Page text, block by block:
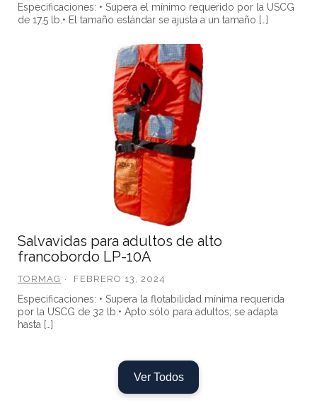
Especificaciones: • Supera el mínimo requerido por la USCG
de 17,5 lb.• El tamaño estándar se ajusta a un tamaño […]
Salvavidas para adultos de alto
francobordo LP-10A
TORMAG FEBRERO 13, 2024
Especificaciones: • Supera la flotabilidad mínima requerida
por la USCG de 32 lb.• Apto sólo para adultos; se adapta
hasta […]
Ver Todos